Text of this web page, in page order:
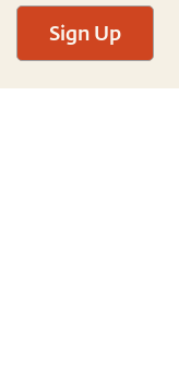
Sign Up